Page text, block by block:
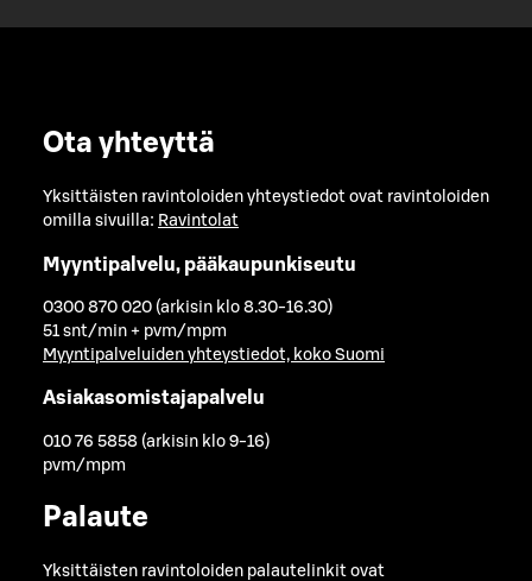
Ota yhteyttä
Yksittäisten ravintoloiden yhteystiedot ovat ravintoloiden
omilla sivuilla: Ravintolat
Myyntipalvelu, pääkaupunkiseutu
0300 870 020 (arkisin klo 8.30-16.30)
51 snt/min + pvm/mpm
Myyntipalveluiden yhteystiedot, koko Suomi
Asiakasomistajapalvelu
010 76 5858 (arkisin klo 9-16)
pvm/mpm
Palaute
Yksittäisten ravintoloiden palautelinkit ovat